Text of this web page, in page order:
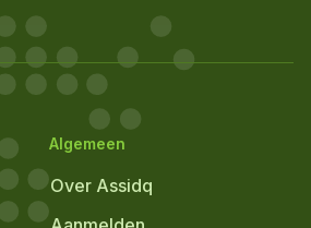
Algemeen
Over Assidq